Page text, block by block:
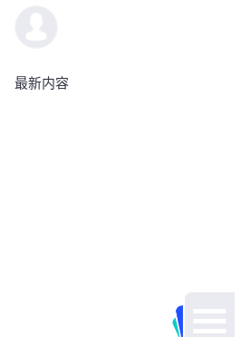
最新内容